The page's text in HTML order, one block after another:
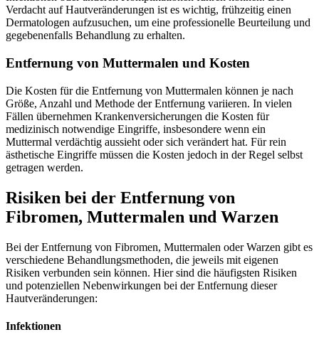
Verdacht auf Hautveränderungen ist es wichtig, frühzeitig einen
Dermatologen aufzusuchen, um eine professionelle Beurteilung und
gegebenenfalls Behandlung zu erhalten.
Entfernung von Muttermalen und Kosten
Die Kosten für die Entfernung von Muttermalen können je nach
Größe, Anzahl und Methode der Entfernung variieren. In vielen
Fällen übernehmen Krankenversicherungen die Kosten für
medizinisch notwendige Eingriffe, insbesondere wenn ein
Muttermal verdächtig aussieht oder sich verändert hat. Für rein
ästhetische Eingriffe müssen die Kosten jedoch in der Regel selbst
getragen werden.
Risiken bei der Entfernung von
Fibromen, Muttermalen und Warzen
Bei der Entfernung von Fibromen, Muttermalen oder Warzen gibt es
verschiedene Behandlungsmethoden, die jeweils mit eigenen
Risiken verbunden sein können. Hier sind die häufigsten Risiken
und potenziellen Nebenwirkungen bei der Entfernung dieser
Hautveränderungen:
Infektionen